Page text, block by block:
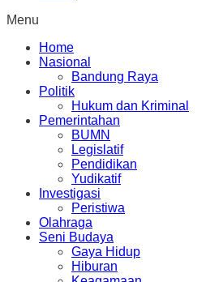
Menu
Home
Nasional
Bandung Raya
Politik
Hukum dan Kriminal
Pemerintahan
BUMN
Legislatif
Pendidikan
Yudikatif
Investigasi
Peristiwa
Olahraga
Seni Budaya
Gaya Hidup
Hiburan